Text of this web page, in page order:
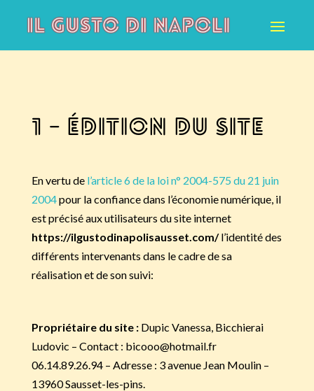
1 – Édition du site
En vertu de l’article 6 de la loi n° 2004-575 du 21 juin
2004pour la confiance dans l’économie numérique, il
est précisé aux utilisateurs du site internet
https://ilgustodinapolisausset.com/l’identité des
différents intervenants dans le cadre de sa
réalisation et de son suivi:
Propriétaire du site : Dupic Vanessa, Bicchierai
Ludovic – Contact : bicooo@hotmail.fr
06.14.89.26.94 – Adresse : 3 avenue Jean Moulin –
13960 Sausset-les-pins.